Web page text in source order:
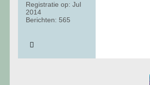
Registratie op: Jul
2014
Berichten: 565